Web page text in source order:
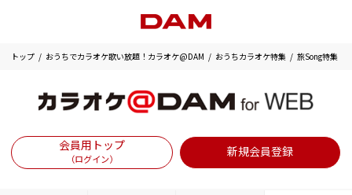
トップ おうちでカラオケ歌い放題！カラオケ@DAM おうちカラオケ特集 旅Song特集
会員用トップ
（ログイン）
新規会員登録